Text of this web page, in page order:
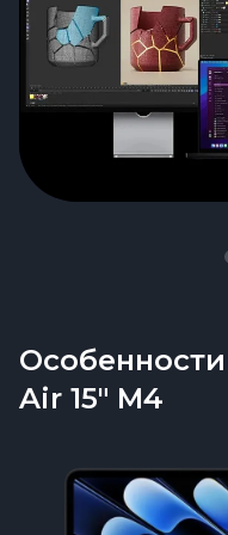
напишут
Air 15" M4